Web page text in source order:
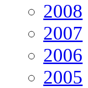
2008
2007
2006
2005